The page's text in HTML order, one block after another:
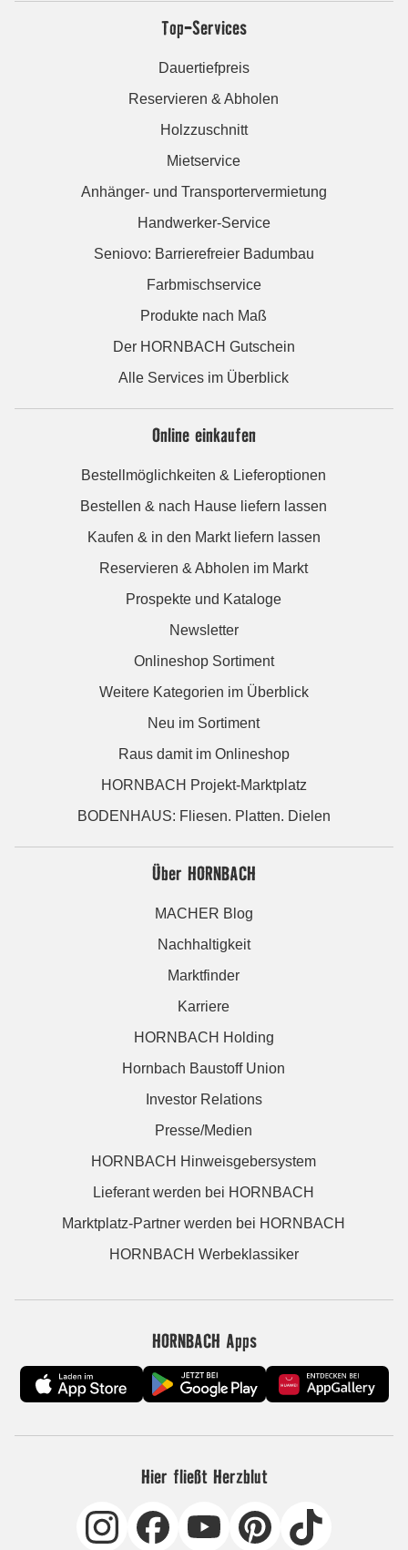
Top-Services
Dauertiefpreis
Reservieren & Abholen
Holzzuschnitt
Mietservice
Anhänger- und Transportervermietung
Handwerker-Service
Seniovo: Barrierefreier Badumbau
Farbmischservice
Produkte nach Maß
Der HORNBACH Gutschein
Alle Services im Überblick
Online einkaufen
Bestellmöglichkeiten & Lieferoptionen
Bestellen & nach Hause liefern lassen
Kaufen & in den Markt liefern lassen
Reservieren & Abholen im Markt
Prospekte und Kataloge
Newsletter
Onlineshop Sortiment
Weitere Kategorien im Überblick
Neu im Sortiment
Raus damit im Onlineshop
HORNBACH Projekt-Marktplatz
BODENHAUS: Fliesen. Platten. Dielen
Über HORNBACH
MACHER Blog
Nachhaltigkeit
Marktfinder
Karriere
HORNBACH Holding
Hornbach Baustoff Union
Investor Relations
Presse/Medien
HORNBACH Hinweisgebersystem
Lieferant werden bei HORNBACH
Marktplatz-Partner werden bei HORNBACH
HORNBACH Werbeklassiker
HORNBACH Apps
Hier fließt Herzblut